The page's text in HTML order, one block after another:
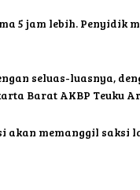
5 jam lebih. Penyidik
seluas-luasnya,
Barat AKBP Teuku
memanggil saksi